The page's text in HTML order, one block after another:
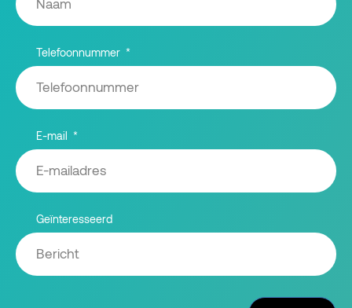
Telefoonnummer
E-mail
Geïnteresseerd